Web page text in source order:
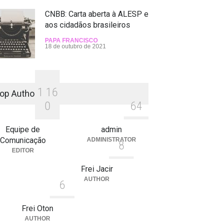
CNBB: Carta aberta à ALESP e
aos cidadãos brasileiros
PAPA FRANCISCO
18 de outubro de 2021
Authors1 1 6
0
Equipe de
Comunicação
EDITOR
64
admin
ADMINISTRATOR
8
Frei Jacir
AUTHOR
6
Frei Oton
AUTHOR